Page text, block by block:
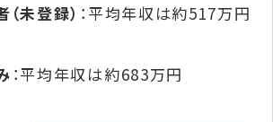
未登録） ：​平均年収は約517万円
：​平均年収は約683万円